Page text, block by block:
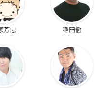
芳忠 稲田徹